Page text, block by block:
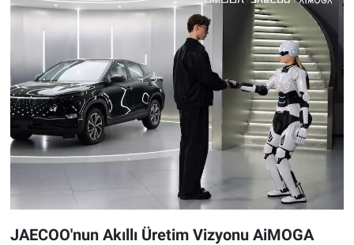
JAECOO'nun Akıllı Üretim Vizyonu AiMOGA